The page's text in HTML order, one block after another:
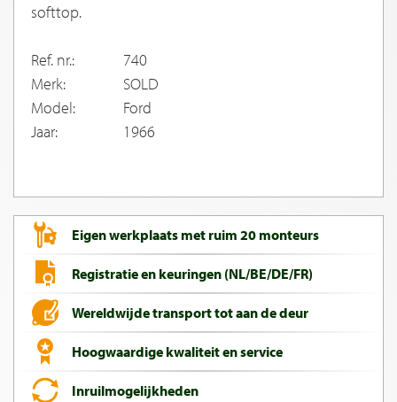
softtop.
Ref. nr.:
740
Merk:
SOLD
Model:
Ford
Jaar:
1966
Eigen werkplaats met ruim 20 monteurs
Registratie en keuringen (NL/BE/DE/FR)
Wereldwijde transport tot aan de deur
Hoogwaardige kwaliteit en service
Inruilmogelijkheden